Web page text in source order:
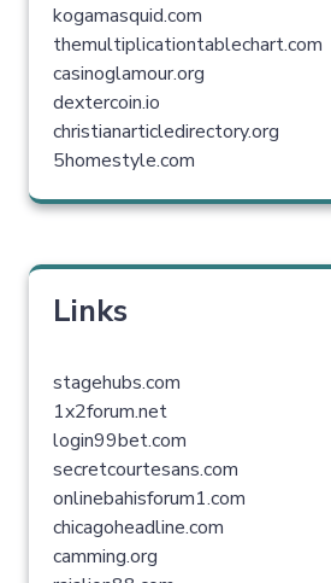
kogamasquid.com
themultiplicationtablechart.com
casinoglamour.org
dextercoin.io
christianarticledirectory.org
5homestyle.com
Links
stagehubs.com
1x2forum.net
login99bet.com
secretcourtesans.com
onlinebahisforum1.com
chicagoheadline.com
camming.org